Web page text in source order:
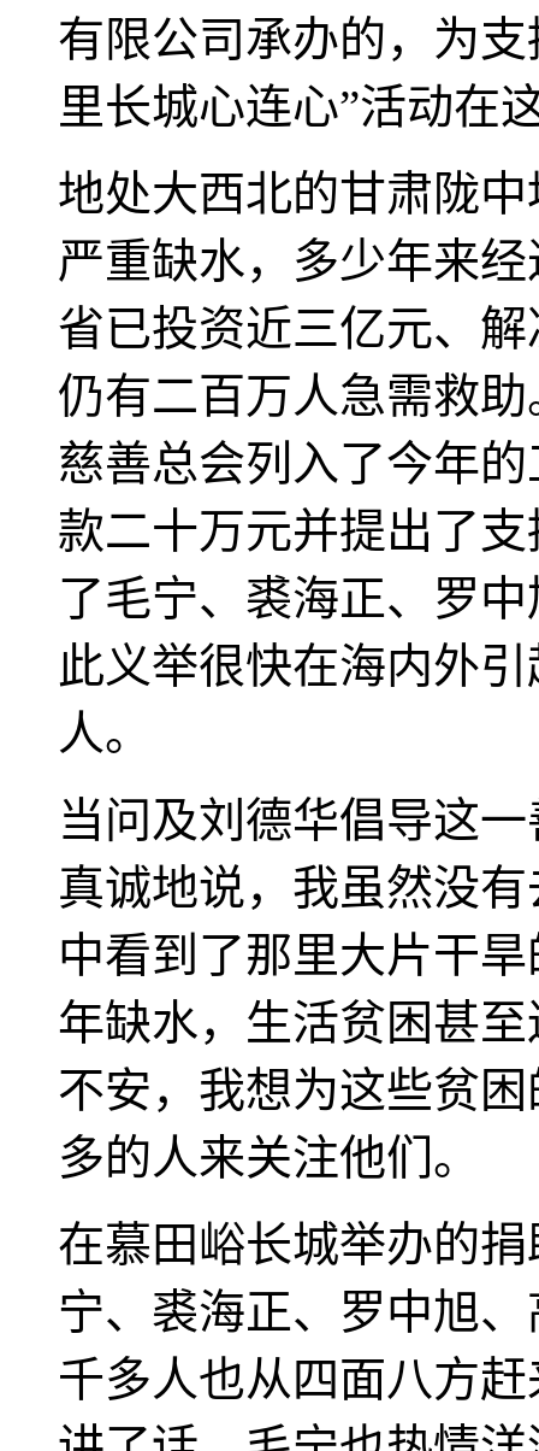
有限公司承办的，为
里长城心连心”活动在
地处大西北的甘肃陇
严重缺水，多少年来
省已投资近三亿元、
仍有二百万人急需救
慈善总会列入了今年
款二十万元并提出了
了毛宁、裘海正、罗
此义举很快在海内外
人。
当问及刘德华倡导这
真诚地说，我虽然没
中看到了那里大片干
年缺水，生活贫困甚
不安，我想为这些贫
多的人来关注他们。
在慕田峪长城举办的
宁、裘海正、罗中旭
千多人也从四面八方